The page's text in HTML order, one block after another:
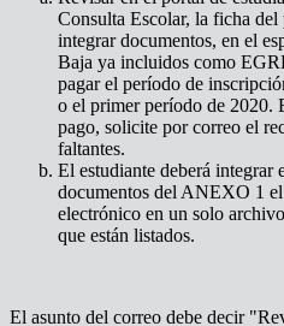
Consulta Escolar, la ficha del
integrar documentos, en el
Baja ya incluidos como
pagar el período de
o el primer período de 2020.
pago, solicite por correo el
faltantes.
El estudiante deberá
documentos del ANEXO 1
electrónico en un solo
que están listados.
El asunto del correo debe decir